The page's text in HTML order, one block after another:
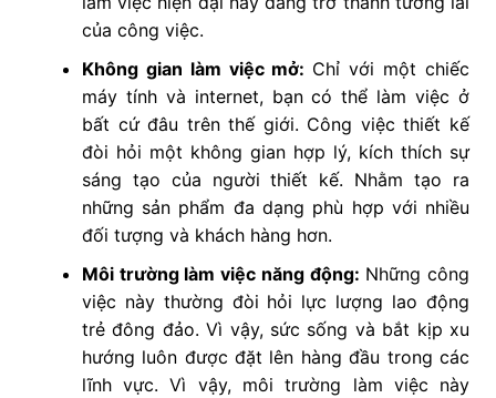
của công việc.
Không gian làm việc mở: Chỉ với một chiếc
máy tính và internet, bạn có thể làm việc ở
bất cứ đâu trên thế giới. Công việc thiết kế
đòi hỏi một không gian hợp lý, kích thích sự
sáng tạo của người thiết kế. Nhằm tạo ra
những sản phẩm đa dạng phù hợp với nhiều
đối tượng và khách hàng hơn.
Môi trường làm việc năng động: Những công
việc này thường đòi hỏi lực lượng lao động
trẻ đông đảo. Vì vậy, sức sống và bắt kịp xu
hướng luôn được đặt lên hàng đầu trong các
lĩnh vực. Vì vậy, môi trường làm việc này